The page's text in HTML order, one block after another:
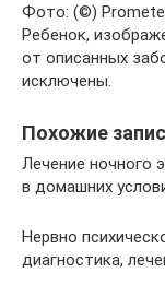
Фото: (©)
Ребенок,
от описанных
исключены.
Похожие
Лечение ночного
в домашних
Нервно
диагностика,